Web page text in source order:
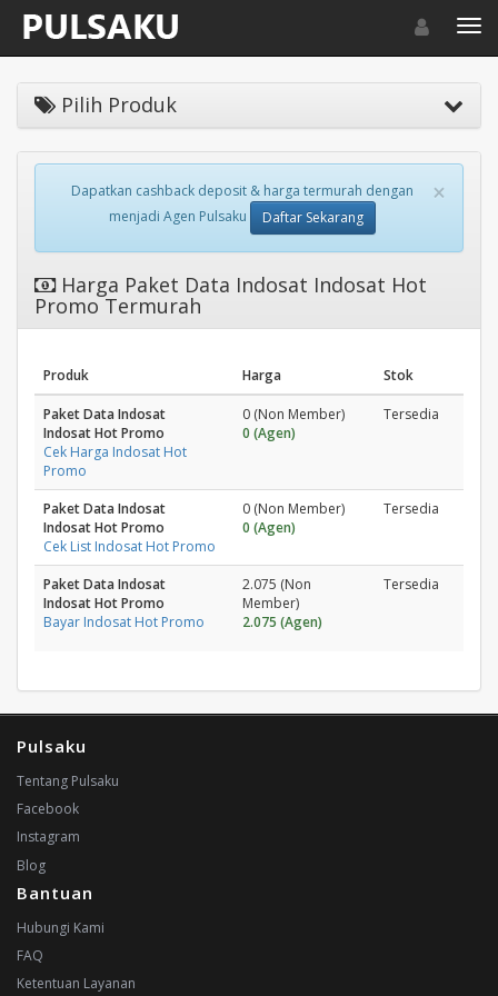
Toggle
Pilih Produk
×
Dapatkan cashback deposit & harga termurah dengan
menjadi Agen Pulsaku
Daftar Sekarang
Harga Paket Data Indosat Indosat Hot
Promo Termurah
Produk Harga Stok
Paket Data Indosat
Indosat Hot Promo
Cek Harga Indosat Hot
Promo
0 (Non Member)
0 (Agen)
Tersedia
Paket Data Indosat
Indosat Hot Promo
Cek List Indosat Hot Promo
0 (Non Member)
0 (Agen)
Tersedia
Paket Data Indosat
Indosat Hot Promo
Bayar Indosat Hot Promo
2.075 (Non
Member)
2.075 (Agen)
Tersedia
Pulsaku
Tentang Pulsaku
Facebook
Instagram
Blog
Bantuan
Hubungi Kami
FAQ
Ketentuan Layanan